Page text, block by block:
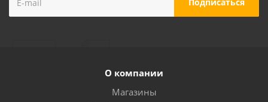
О компании
Магазины